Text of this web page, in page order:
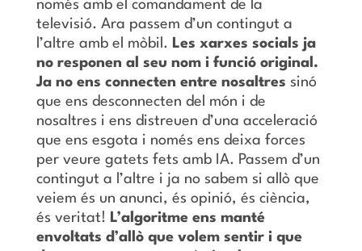
només amb el comandament de la
televisió. Ara passem d’un contingut a
l’altre amb el mòbil. Les xarxes socials ja
no responen al seu nom i funció original.
Ja no ens connecten entre nosaltres sinó
que ens desconnecten del món i de
nosaltres i ens distreuen d’una acceleració
que ens esgota i només ens deixa forces
per veure gatets fets amb IA. Passem d’un
contingut a l’altre i ja no sabem si allò que
veiem és un anunci, és opinió, és ciència,
és veritat! L’algoritme ens manté
envoltats d’allò que volem sentir i que